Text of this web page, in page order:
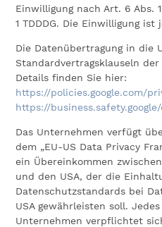
Einwilligung nach Art. 6 Abs.
1 TDDDG. Die Einwilligung
Die Datenübertragung in die
Standardvertragsklauseln
Details finden Sie hier:
https://policies.google.com/
https://
Das Unternehmen verfügt
dem „EU-US Data Privacy
ein Übereinkommen
und den USA, der die
Datenschutzstandards bei
USA gewährleisten soll.
Unternehmen verpflichtet